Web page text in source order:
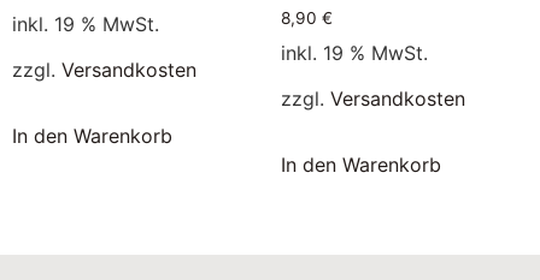
inkl. 19 % MwSt.
zzgl. Versandkosten
In den Warenkorb
8,90 €
inkl. 19 % MwSt.
zzgl. Versandkosten
In den Warenkorb